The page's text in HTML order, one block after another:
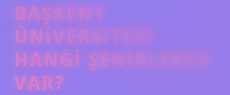
BAŞKENT
ÜNIVERSITESI
HANGI ŞEHIRLERDE
VAR?